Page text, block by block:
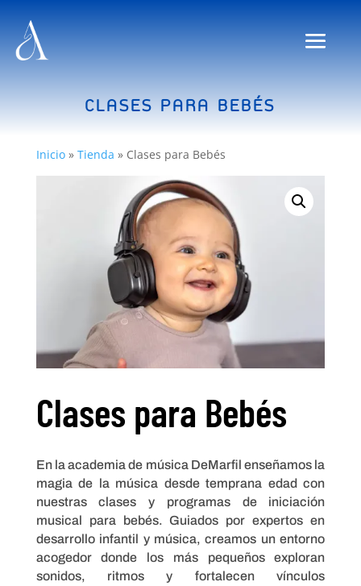
CLASES PARA BEBÉS
Inicio» Tienda » Clases para Bebés
Clases para Bebés
En la academia de música DeMarfil enseñamos la
magia de la música desde temprana edad con
nuestras clases y programas de iniciación
musical para bebés. Guiados por expertos en
desarrollo infantil y música, creamos un entorno
acogedor donde los más pequeños exploran
sonidos, ritmos y fortalecen vínculos